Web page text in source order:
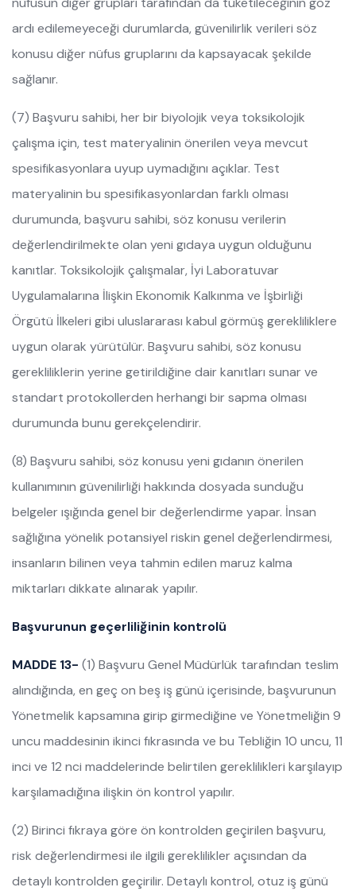
ardı edilemeyeceği durumlarda, güvenilirlik verileri söz
konusu diğer nüfus gruplarını da kapsayacak şekilde
sağlanır.
(7) Başvuru sahibi, her bir biyolojik veya toksikolojik
çalışma için, test materyalinin önerilen veya mevcut
spesifikasyonlara uyup uymadığını açıklar. Test
materyalinin bu spesifikasyonlardan farklı olması
durumunda, başvuru sahibi, söz konusu verilerin
değerlendirilmekte olan yeni gıdaya uygun olduğunu
kanıtlar. Toksikolojik çalışmalar, İyi Laboratuvar
Uygulamalarına İlişkin Ekonomik Kalkınma ve İşbirliği
Örgütü İlkeleri gibi uluslararası kabul görmüş gerekliliklere
uygun olarak yürütülür. Başvuru sahibi, söz konusu
gerekliliklerin yerine getirildiğine dair kanıtları sunar ve
standart protokollerden herhangi bir sapma olması
durumunda bunu gerekçelendirir.
(8) Başvuru sahibi, söz konusu yeni gıdanın önerilen
kullanımının güvenilirliği hakkında dosyada sunduğu
belgeler ışığında genel bir değerlendirme yapar. İnsan
sağlığına yönelik potansiyel riskin genel değerlendirmesi,
insanların bilinen veya tahmin edilen maruz kalma
miktarları dikkate alınarak yapılır.
Başvurunun geçerliliğinin kontrolü
MADDE 13- (1) Başvuru Genel Müdürlük tarafından teslim
alındığında, en geç on beş iş günü içerisinde, başvurunun
Yönetmelik kapsamına girip girmediğine ve Yönetmeliğin 9
uncu maddesinin ikinci fıkrasında ve bu Tebliğin 10 uncu, 11
inci ve 12 nci maddelerinde belirtilen gereklilikleri karşılayıp
karşılamadığına ilişkin ön kontrol yapılır.
(2) Birinci fıkraya göre ön kontrolden geçirilen başvuru,
risk değerlendirmesi ile ilgili gereklilikler açısından da
detaylı kontrolden geçirilir. Detaylı kontrol, otuz iş günü